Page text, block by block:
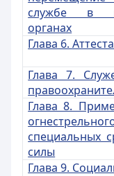
службе в
органах
Глава 6.
Глава 7.
Глава 8.
специальных
силы
Глава 9.